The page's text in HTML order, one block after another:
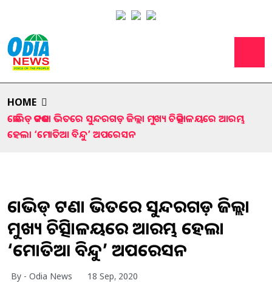
HOME
କୋଭିଡ୍‌ କଟକଣା ଭିତରେ ସୁନ୍ଦରଗଡ଼ ଜିଲ୍ଲା ମୁଖ୍ୟ ଚିକିତ୍ସାଳୟରେ ଆରମ୍ଭ
ହେଲା ‘ମୋତିଆ ବିନ୍ଦୁ’ ଅପରେସନ
କୋଭିଡ୍‌ କଟକଣା ଭିତରେ ସୁନ୍ଦରଗଡ଼ ଜିଲ୍ଲା
ମୁଖ୍ୟ ଚିକିତ୍ସାଳୟରେ ଆରମ୍ଭ ହେଲା
‘ମୋତିଆ ବିନ୍ଦୁ’ ଅପରେସନ
By - Odia News 18 Sep, 2020